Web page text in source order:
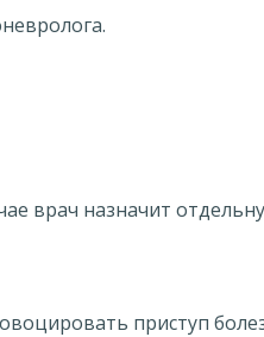
врач назначит
приступ